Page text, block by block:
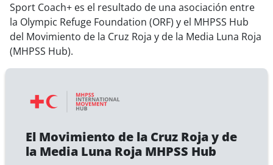
Sport Coach+ es el resultado de una asociación entre
la Olympic Refuge Foundation (ORF) y el MHPSS Hub
del Movimiento de la Cruz Roja y de la Media Luna Roja
(MHPSS Hub).
El Movimiento de la Cruz Roja y de
la Media Luna Roja MHPSS Hub